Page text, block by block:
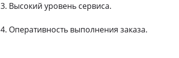
3. Высокий уровень сервиса.
4. Оперативность выполнения заказа.